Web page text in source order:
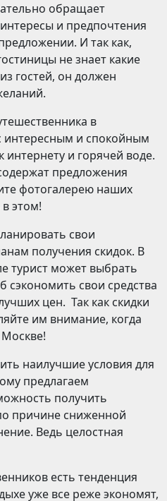
обращает
и предпочтения
И так как,
не знает какие
гостей, он должен
в
интересным и спокойным
и горячей воде.
предложения
фотогалерею наших
этом!
свои
получения скидок. В
турист может выбрать
сэкономить свои средства
цен. Так как скидки
им внимание, когда
наилучшие условия для
предлагаем
получить
причине сниженной
Ведь целостная
есть тенденция
уже все реже экономят,